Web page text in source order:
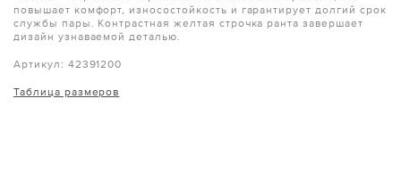
повышает комфорт, износостойкость и гарантирует долгий срок
службы пары. Контрастная желтая строчка ранта завершает
дизайн узнаваемой деталью.
Артикул: 42391200
Таблица размеров